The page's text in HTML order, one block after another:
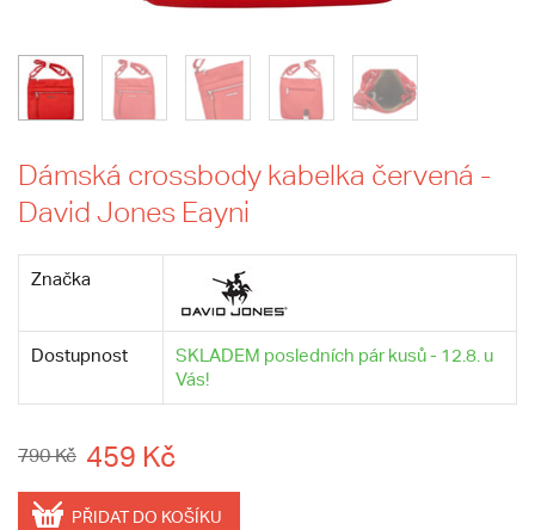
Dámská crossbody kabelka červená -
David Jones Eayni
Značka
Dostupnost
SKLADEM posledních pár kusů - 12.8. u
Vás!
790 Kč 459 Kč
PŘIDAT DO KOŠÍKU